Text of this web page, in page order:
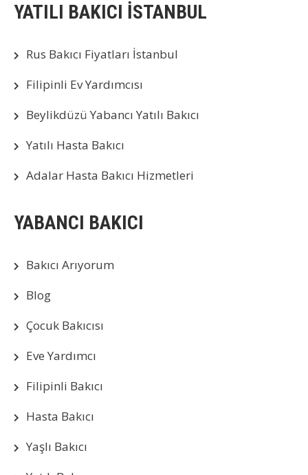
YATILI BAKICI İSTANBUL
Rus Bakıcı Fiyatları İstanbul
Filipinli Ev Yardımcısı
Beylikdüzü Yabancı Yatılı Bakıcı
Yatılı Hasta Bakıcı
Adalar Hasta Bakıcı Hizmetleri
YABANCI BAKICI
Bakıcı Arıyorum
Blog
Çocuk Bakıcısı
Eve Yardımcı
Filipinli Bakıcı
Hasta Bakıcı
Yaşlı Bakıcı